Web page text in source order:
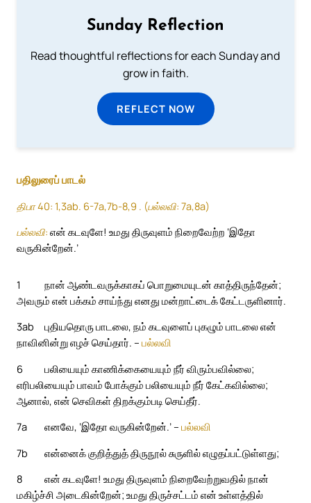
Sunday Reflection
Read thoughtful reflections for each Sunday and
grow in faith.
REFLECT NOW
பதிலுரைப் பாடல்
திபா 40: 1,3ab. 6-7a,7b-8,9 . (பல்லவி: 7a,8a)
பல்லவி: என் கடவுளே! உமது திருவுளம் நிறைவேற்ற ‘இதோ
வருகின்றேன்.’
1
நான் ஆண்டவருக்காகப் பொறுமையுடன் காத்திருந்தேன்;
அவரும் என் பக்கம் சாய்ந்து எனது மன்றாட்டைக் கேட்டருளினார்.
3ab
புதியதொரு பாடலை, நம் கடவுளைப் புகழும் பாடலை என்
நாவினின்று எழச் செய்தார். – பல்லவி
6
பலியையும் காணிக்கையையும் நீர் விரும்பவில்லை;
எரிபலியையும் பாவம் போக்கும் பலியையும் நீர் கேட்கவில்லை;
ஆனால், என் செவிகள் திறக்கும்படி செய்தீர்.
7a
எனவே, ‘இதோ வருகின்றேன்.’ – பல்லவி
7b
என்னைக் குறித்துத் திருநூல் சுருளில் எழுதப்பட்டுள்ளது;
8
என் கடவுளே! உமது திருவுளம் நிறைவேற்றுவதில் நான்
மகிழ்ச்சி அடைகின்றேன்; உமது திருச்சட்டம் என் உள்ளத்தில்